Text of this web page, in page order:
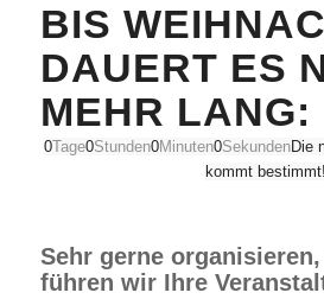
BIS
DAUERT ES
MEHR LANG:
0Tage0Stunden0Minuten0SekundenDie
kommt bestimmt!
Sehr gerne
führen wir Ihre